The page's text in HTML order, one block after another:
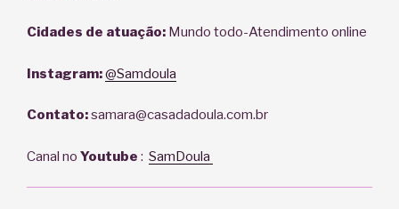
Cidades de atuação: Mundo todo-Atendimento online
Instagram:@Samdoula
Contato:samara@casadadoula.com.br
Canal no Youtube : SamDoula